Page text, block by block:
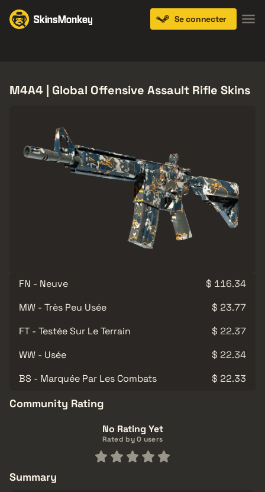
Se connecter
M4A4 | Global Offensive Assault Rifle Skins
FN - Neuve
$ 116.34
MW - Très Peu Usée
$ 23.77
FT - Testée Sur Le Terrain
$ 22.37
WW - Usée
$ 22.34
BS - Marquée Par Les Combats
$ 22.33
Community Rating
No Rating Yet
Rated by 0 users
Summary